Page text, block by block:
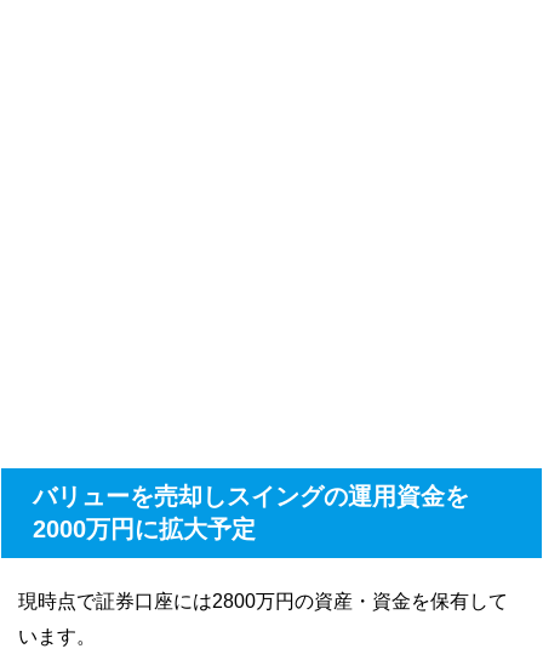
バリューを売却しスイングの運用資金を
2000万円に拡大予定
現時点で証券口座には2800万円の資産・資金を保有して
います。